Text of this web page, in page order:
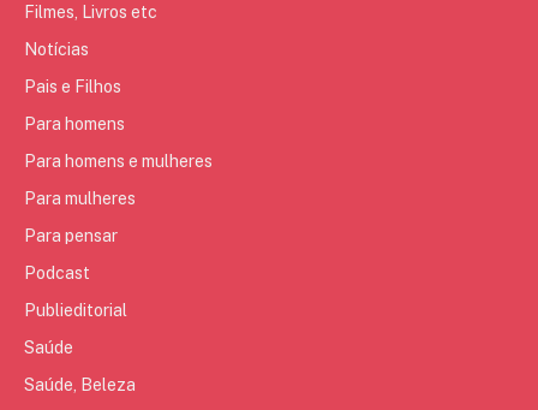
Filmes, Livros etc
Notícias
Pais e Filhos
Para homens
Para homens e mulheres
Para mulheres
Para pensar
Podcast
Publieditorial
Saúde
Saúde, Beleza